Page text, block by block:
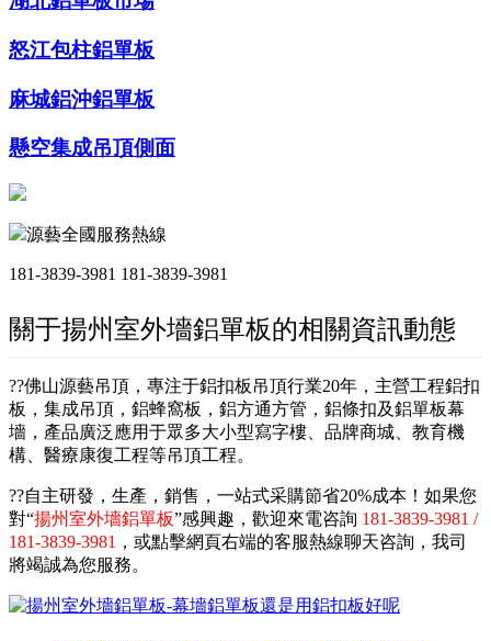
怒江包柱鋁單板
麻城鋁沖鋁單板
懸空集成吊頂側面
源藝全國服務熱線
181-3839-3981 181-3839-3981
關于揚州室外墻鋁單板的相關資訊動態
??佛山源藝吊頂，專注于鋁扣板吊頂行業20年，主營工程鋁扣
板，集成吊頂，鋁蜂窩板，鋁方通方管，鋁條扣及鋁單板幕
墻，產品廣泛應用于眾多大小型寫字樓、品牌商城、教育機
構、醫療康復工程等吊頂工程。
??自主研發，生產，銷售，一站式采購節省20%成本！如果您
對“揚州室外墻鋁單板”感興趣，歡迎來電咨詢 181-3839-3981 /
181-3839-3981 ，或點擊網頁右端的客服熱線聊天咨詢，我司
將竭誠為您服務。